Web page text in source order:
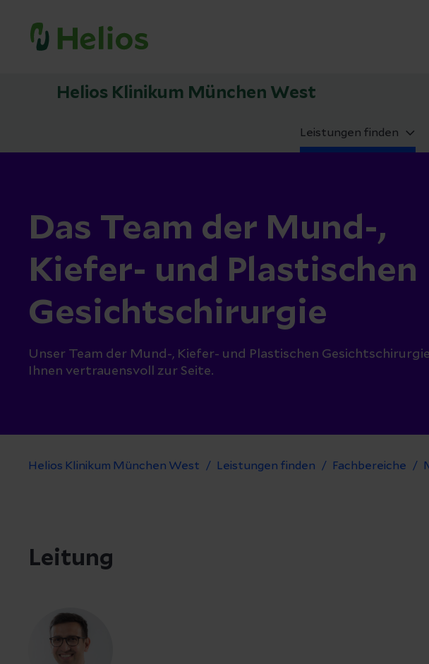
Helios Klinikum München West
Leistungen finden
Das Team der Mund-,
Kiefer- und Plastischen
Gesichtschirurgie
Unser Team der Mund-, Kiefer- und Plastischen
Ihnen vertrauensvoll zur Seite.
Helios Klinikum München West Leistungen finden Fachbereiche
Leitung